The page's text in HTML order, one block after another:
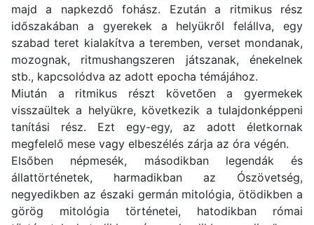
majd a napkezdő fohász. Ezután a ritmikus rész
időszakában a gyerekek a helyükről felállva, egy
szabad teret kialakítva a teremben, verset mondanak,
mozognak, ritmushangszeren játszanak, énekelnek
stb., kapcsolódva az adott epocha témájához.
Miután a ritmikus részt követően a gyermekek
visszaültek a helyükre, következik a tulajdonképpeni
tanítási rész. Ezt egy-egy, az adott életkornak
megfelelő mese vagy elbeszélés zárja az óra végén.
Elsőben népmesék, másodikban legendák és
állattörténetek, harmadikban az Ószövetség,
negyedikben az északi germán mitológia, ötödikben a
görög mitológia történetei, hatodikban római